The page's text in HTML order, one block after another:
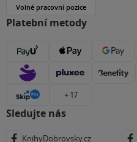
Volné pracovní pozice
Platební metody
+ 17
Sledujte nás
KnihyDobrovsky.cz